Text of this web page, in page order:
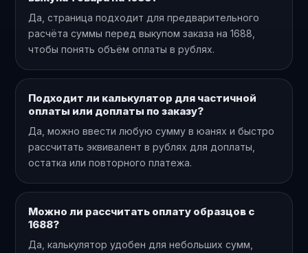
Да, страница подходит для предварительного
расчёта суммы перед выкупом заказа на 1688,
чтобы понять объём оплаты в рублях.
Подходит ли калькулятор для частичной
оплаты или доплаты по заказу?
Да, можно ввести любую сумму в юанях и быстро
рассчитать эквивалент в рублях для доплаты,
остатка или повторного платежа.
Можно ли рассчитать оплату образцов с
1688?
Да, калькулятор удобен для небольших сумм,